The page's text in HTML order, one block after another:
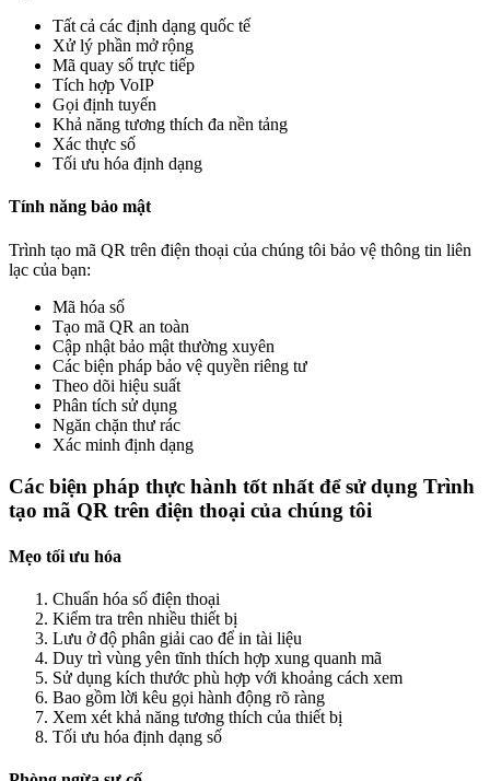
Tất cả các định dạng quốc tế
Xử lý phần mở rộng
Mã quay số trực tiếp
Tích hợp VoIP
Gọi định tuyến
Khả năng tương thích đa nền tảng
Xác thực số
Tối ưu hóa định dạng
Tính năng bảo mật
Trình tạo mã QR trên điện thoại của chúng tôi bảo vệ thông tin liên
lạc của bạn:
Mã hóa số
Tạo mã QR an toàn
Cập nhật bảo mật thường xuyên
Các biện pháp bảo vệ quyền riêng tư
Theo dõi hiệu suất
Phân tích sử dụng
Ngăn chặn thư rác
Xác minh định dạng
Các biện pháp thực hành tốt nhất để sử dụng Trình
tạo mã QR trên điện thoại của chúng tôi
Mẹo tối ưu hóa
Chuẩn hóa số điện thoại
Kiểm tra trên nhiều thiết bị
Lưu ở độ phân giải cao để in tài liệu
Duy trì vùng yên tĩnh thích hợp xung quanh mã
Sử dụng kích thước phù hợp với khoảng cách xem
Bao gồm lời kêu gọi hành động rõ ràng
Xem xét khả năng tương thích của thiết bị
Tối ưu hóa định dạng số